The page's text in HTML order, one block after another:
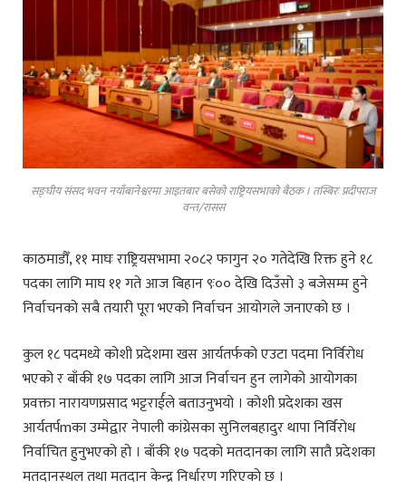
सङ्घीय संसद भवन नयाँबानेश्वरमा आइतबार बसेको राष्ट्रियसभाको बैठक । तस्बिरः प्रदीपराज
वन्त/रासस
काठमाडौँ, ११ माघः राष्ट्रियसभामा २०८२ फागुन २० गतेदेखि रिक्त हुने १८
पदका लागि माघ ११ गते आज बिहान ९ः०० देखि दिउँसो ३ बजेसम्म हुने
निर्वाचनको सबै तयारी पूरा भएको निर्वाचन आयोगले जनाएको छ ।
कुल १८ पदमध्ये कोशी प्रदेशमा खस आर्यतर्फको एउटा पदमा निर्विरोध
भएको र बाँकी १७ पदका लागि आज निर्वाचन हुन लागेको आयोगका
प्रवक्ता नारायणप्रसाद भट्टरार्ईले बताउनुभयो । कोशी प्रदेशका खस
आर्यतर्पmका उम्मेद्वार नेपाली कांग्रेसका सुनिलबहादुर थापा निर्विरोध
निर्वाचित हुनुभएको हो । बाँकी १७ पदको मतदानका लागि सातै प्रदेशका
मतदानस्थल तथा मतदान केन्द्र निर्धारण गरिएको छ ।